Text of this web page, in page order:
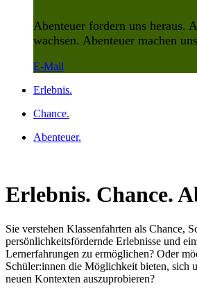
Abenteuer fordern uns heraus.
wachsen. Abenteuer machen
E-Mail
Erlebnis.
Chance.
Abenteuer.
Erlebnis. Chance.
Sie verstehen Klassenfahrten als Chance,
persönlichkeitsfördernde Erlebnisse und
Lernerfahrungen zu ermöglichen? Oder
Schüler:innen die Möglichkeit bieten, sich
neuen Kontexten auszuprobieren?